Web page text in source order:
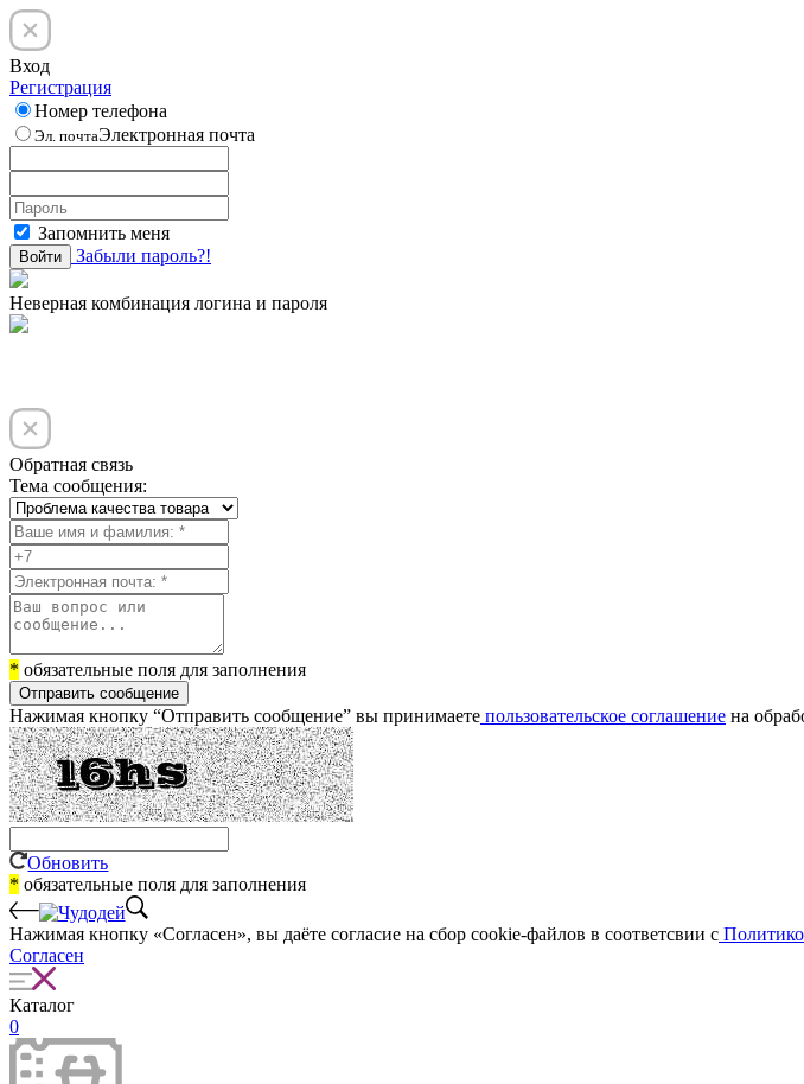
Вход
Регистрация
Номер телефона
Эл. почтаЭлектронная почта
Запомнить меня
Войти Забыли пароль?!
Неверная комбинация логина и пароля
Обратная связь
Тема сообщения:
* обязательные поля для заполнения
Отправить сообщение
Нажимая кнопку “Отправить сообщение” вы принимаете пользовательское соглашение на
Обновить
* обязательные поля для заполнения
Нажимая кнопку «Согласен», вы даёте cогласие на сбор cookie-файлов в соответсвии с
Согласен
Каталог
0